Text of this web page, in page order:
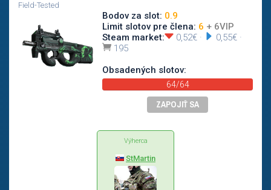
Field-Tested
Bodov za slot: 0.9
Limit slotov pre člena: 6 + 6VIP
Steam market:
0,52€ · 0,55€ ·
195
Obsadených slotov:
64/64
ZAPOJIŤ SA
Výherca
StMartin